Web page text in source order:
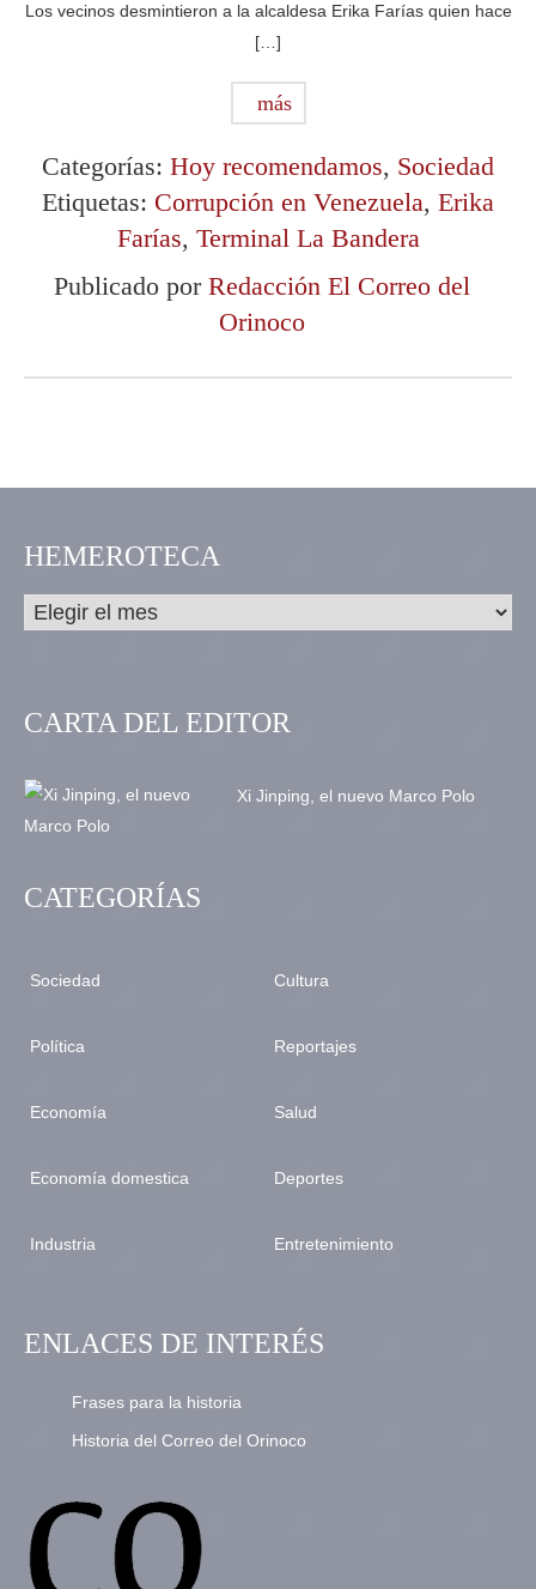
Los vecinos desmintieron a la alcaldesa Erika Farías quien hace
[…]
más
Categorías: Hoy recomendamos, Sociedad
Etiquetas: Corrupción en Venezuela, Erika
Farías, Terminal La Bandera
Publicado por Redacción El Correo del
Orinoco
HEMEROTECA
CARTA DEL EDITOR
Xi Jinping, el nuevo Marco Polo
CATEGORÍAS
Sociedad
Política
Economía
Economía domestica
Industria
Cultura
Reportajes
Salud
Deportes
Entretenimiento
ENLACES DE INTERÉS
Frases para la historia
Historia del Correo del Orinoco